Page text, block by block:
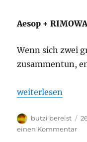
Aesop +
Wenn sich zwei
zusammentun,
„Aesop +
weiterlesen
Autor
butzi bereist
einen Kommentarzu